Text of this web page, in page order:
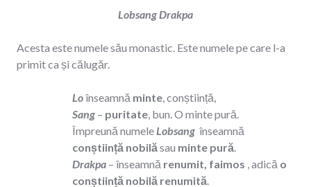
Lobsang Drakpa
Acesta este numele său monastic. Este numele pe care l-a
primit ca și călugăr.
Loînseamnă minte, conștiință,
Sang – puritate, bun. O minte pură.
Împreună numeleLobsang înseamnă
conștiință nobilăsau minte pură.
Drakpa – înseamnă renumit, faimos , adică o
conștiință nobilă renumită.